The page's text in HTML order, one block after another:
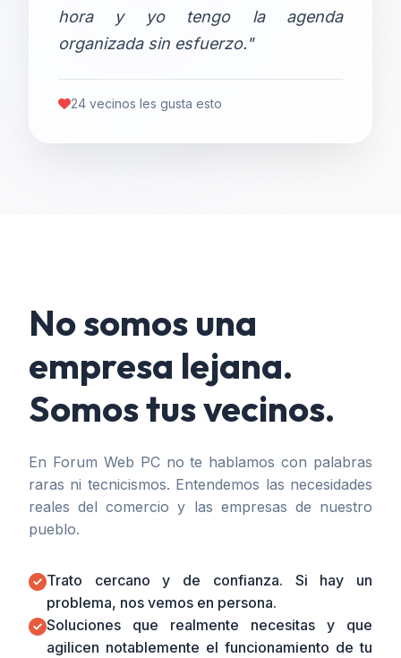
hora y yo tengo la agenda
organizada sin esfuerzo."
24 vecinos les gusta esto
No somos una
empresa lejana.
Somos tus vecinos.
En Forum Web PC no te hablamos con palabras
raras ni tecnicismos. Entendemos las necesidades
reales del comercio y las empresas de nuestro
pueblo.
Trato cercano y de confianza. Si hay un
problema, nos vemos en persona.
Soluciones que realmente necesitas y que
agilicen notablemente el funcionamiento de tu